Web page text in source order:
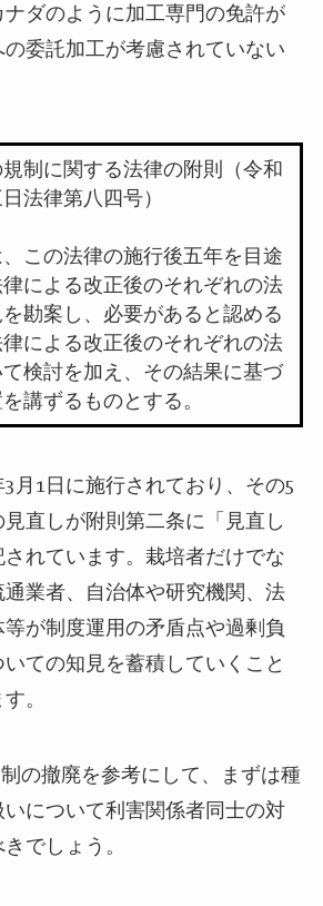
ダのように加工専門の免許が
委託加工が考慮されていない
制に関する法律の附則（令和
法律第八四号）
この法律の施行後五年を目途
による改正後のそれぞれの法
勘案し、必要があると認める
による改正後のそれぞれの法
検討を加え、その結果に基づ
講ずるものとする。
3 月 1 日に施行されており、その5
直しが附則第二条に「見直し
れています。栽培者だけでな
通業者、自治体や研究機関、法
が制度運用の矛盾点や過剰負
ての知見を蓄積していくこと
。
の撤廃を参考にして、まずは種
について利害関係者同士の対
でしょう。